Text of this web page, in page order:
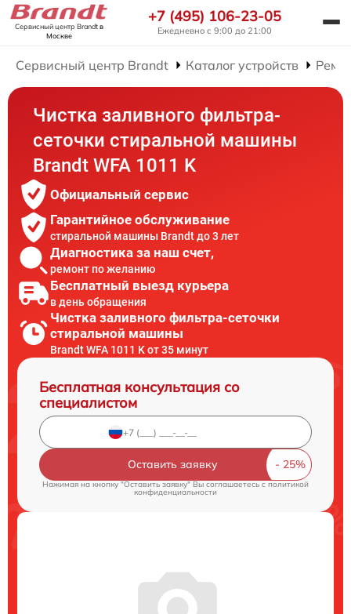
Сервисный центр Brandtв
Москве
+7 (495) 106-23-05
Ежедневно с 9:00 до 21:00
Сервисный центр Brandt Каталог устройств
Чистка заливного фильтра-
сеточки стиральной машины
Brandt WFA 1011 K
Официальный сервис
Гарантийное обслуживание
стиральной машины Brandt до 3 лет
Диагностика за наш счет,
ремонт по желанию
Бесплатный выезд курьера
в день обращения
Чистка заливного фильтра-сеточки
стиральной машины
Brandt WFA 1011 K от 35 минут
Бесплатная консультация со
специалистом
Оставить заявку
Нажимая на кнопку "Оставить заявку" Вы соглашаетесь c политикой
конфиденциальности